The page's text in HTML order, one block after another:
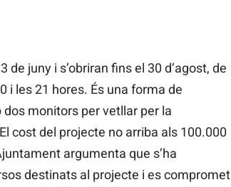
juny i s’obriran fins el 30 d’agost, de
i les 21 hores. És una forma de
monitors per vetllar per la
cost del projecte no arriba als 100.000
argumenta que s’ha
destinats al projecte i es compromet